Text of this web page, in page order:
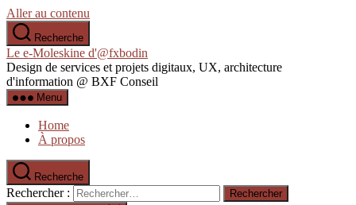
Aller au contenu
Recherche
Le e-Moleskine d'@fxbodin
Design de services et projets digitaux, UX, architecture
d'information @ BXF Conseil
Menu
Home
À propos
Recherche
Rechercher :